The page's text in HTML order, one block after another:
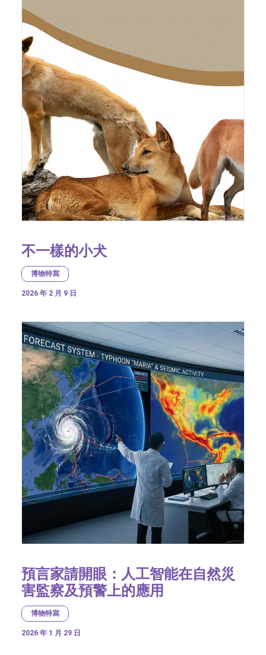
不一樣的小犬
博物特寫
2026 年 2 月 9 日
預言家請開眼：人工智能在自然災
害監察及預警上的應用
博物特寫
2026 年 1 月 29 日